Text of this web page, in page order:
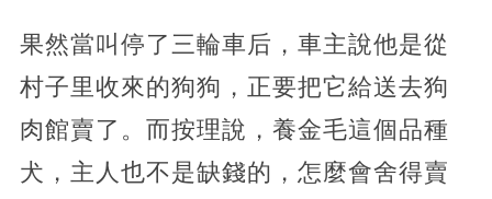
果然當叫停了三輪車后，車主說他是從
村子里收來的狗狗，正要把它給送去狗
肉館賣了。而按理說，養金毛這個品種
犬，主人也不是缺錢的，怎麼會舍得賣